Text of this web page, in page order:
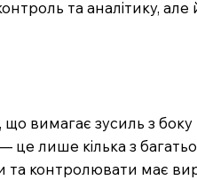
та аналітику,
зусиль з боку
лише кілька з
та контролювати має